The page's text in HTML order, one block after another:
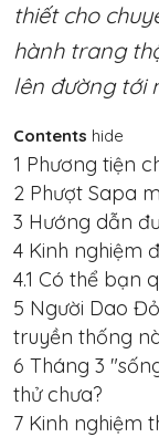
thiết cho
hành trang
lên đường tới
Contents hide
1 Phương tiện
2 Phượt Sapa
3 Hướng dẫn
4 Kinh nghiệm
4.1 Có thể bạn
5 Người Dao
truyền thống
6 Tháng 3
thử chưa?
7 Kinh nghiệm